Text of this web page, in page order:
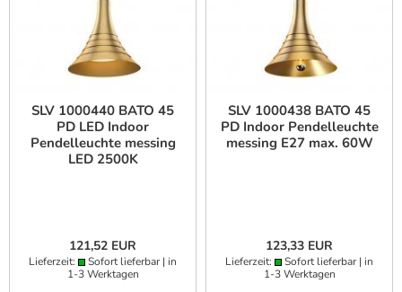
SLV 1000440 BATO 45
PD LED Indoor
Pendelleuchte messing
LED 2500K
121,52 EUR
Lieferzeit:
Sofort lieferbar | in
1-3 Werktagen
SLV 1000438 BATO 45
PD Indoor Pendelleuchte
messing E27 max. 60W
123,33 EUR
Lieferzeit:
Sofort lieferbar | in
1-3 Werktagen